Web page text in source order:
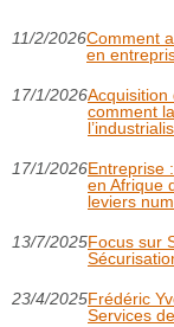
11/2/2026Comment
en
17/1/2026Acquisition
comment
17/1/2026Entreprise
en Afrique
leviers
13/7/2025Focus sur
23/4/2025Frédéric
Services